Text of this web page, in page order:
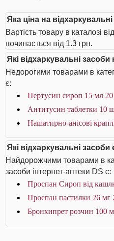
Яка ціна на
Вартість товару в каталозі
починається від 1.3 грн.
Які відхаркувальні
Недорогими товарами в
є:
Пертусин сироп 15 мл 20
Антитусин таблетки 10
Нашатирно-анісові
Які відхаркувальні
Найдорожчими товарами в
засоби інтернет-аптеки DS є:
Проспан Сироп від
Проспан пастилки 26 мг
Бронхипрет розчин 100